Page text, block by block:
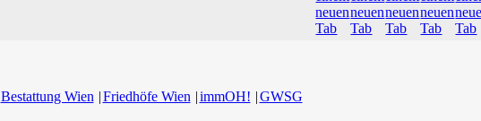
neuen
Tab
neuen
Tab
neuen
Tab
neuen
Tab
Tab
Bestattung Wien Friedhöfe Wien immOH! GWSG